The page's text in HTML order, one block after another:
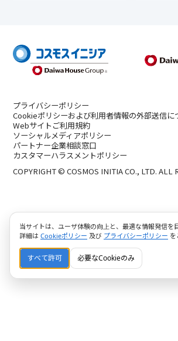
プライバシーポリシー
Cookieポリシーおよび利用者情報の外部送信に
Webサイトご利用規約
ソーシャルメディアポリシー
パートナー企業相談窓口
カスタマーハラスメントポリシー
COPYRIGHT © COSMOS INITIA CO., LTD. ALL
当サイトは、ユーザ体験の向上と、最適な情報発信
詳細は Cookieポリシー 及び プライバシーポリシー を
すべて許可 必要なCookieのみ